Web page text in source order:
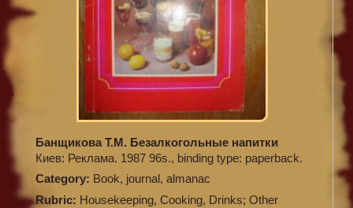
Банщикова Т.М. Безалкогольные напитки
Киев: Реклама. 1987 96s., binding type: paperback.
Category: Book, journal, almanac
Rubric: Housekeeping, Cooking, Drinks; Other